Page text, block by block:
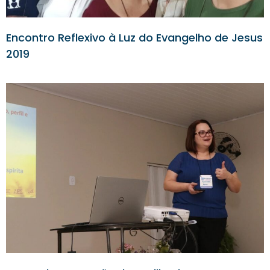
Encontro Reflexivo à Luz do Evangelho de Jesus
2019